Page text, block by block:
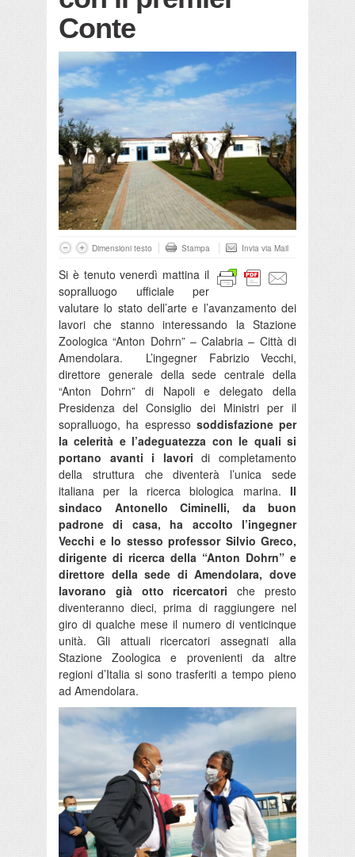
Conte
Dimensioni testo Stampa Invia via Mail
Si è tenuto venerdì mattina il
sopralluogo ufficiale per
valutare lo stato dell’arte e l’avanzamento dei
lavori che stanno interessando la Stazione
Zoologica “Anton Dohrn” – Calabria – Città di
Amendolara. L’ingegner Fabrizio Vecchi,
direttore generale della sede centrale della
“Anton Dohrn” di Napoli e delegato della
Presidenza del Consiglio dei Ministri per il
sopralluogo, ha espresso soddisfazione per
la celerità e l’adeguatezza con le quali si
portano avanti i lavori di completamento
della struttura che diventerà l’unica sede
italiana per la ricerca biologica marina. Il
sindaco Antonello Ciminelli, da buon
padrone di casa, ha accolto l’ingegner
Vecchi e lo stesso professor Silvio Greco,
dirigente di ricerca della “Anton Dohrn” e
direttore della sede di Amendolara, dove
lavorano già otto ricercatori che presto
diventeranno dieci, prima di raggiungere nel
giro di qualche mese il numero di venticinque
unità. Gli attuali ricercatori assegnati alla
Stazione Zoologica e provenienti da altre
regioni d’Italia si sono trasferiti a tempo pieno
ad Amendolara.